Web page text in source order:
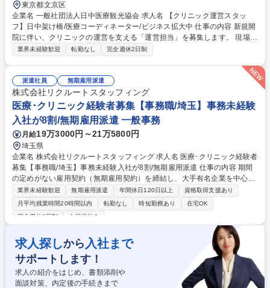
東京都文京区
企業名 一般社団法人日中医療観光協会 求人名 【クリニック運営スタッ
フ】日中架け橋/医療コーディネーター/ビジネス拡大中 仕事の内容 新規開
院に伴い、クリニックの運営を支える「運営担当」を募集します。 現場と
経営をつなぐポジションとして、幅広い業務に柔軟に対応いただける方を
善や組織運営にも主体的に関わっていただくことを期待しています。 【主
な業務】・事務長のサポート業務全般 ・クリニックの日常運営管理・スタ
ッフのシフト管理・勤怠確認 ・外部業者との連絡・調整 ・その他、クリ
ニック運営に関わる業務全般 募集職種 【クリニック運営スタッフ】日中
架け橋/医療コーディネーター/ビジネス拡大中
業界未経験歓迎 転勤なし 完全週休2日制
派遣社員 無期雇用派遣
株式会社リクルートスタッフィング
医療･クリニック経験者募集【事務職/埼玉】事務未経験
入社が8割/無期雇用派遣 一般事務
月給19万3000円～21万5800円
埼玉県
企業名 株式会社リクルートスタッフィング 求人名 医療･クリニック経験者
募集【事務職/埼玉】事務未経験入社が8割/無期雇用派遣 仕事の内容 期間
の定めがない雇用契約（無期雇用契約）を締結し、大手有名企業を中心と
した取引先で働く「事務職」です。コールセンター業務はございません◎
入社前にオンライン研修があるため未経験でもご安心ください！ 【魅力】
■就業先：総合商社や大手メーカー、金融機関など、大手有名企業がメイ
てくださるため、安心して長期的に就業できる環境です。（実際に1社で
の平均勤続年数は2年以上。直接雇用になる方も年々増えています！） ■
働きやすさ：残業は少なめ。帰りにお買い物をしたり、舞台を見に行った
りなど、プライベートも充実させている方が多いです！ 募集職種 医療･ク
リニック経験者募集【事務職/埼玉】事務未経験入社が8割/無期雇用派遣
業界未経験歓迎 無期雇用派遣 年間休日120日以上
資格取得支援あり
月平均残業時間20時間以内
転勤なし 時短勤務あり
在宅OK
完全週休2日制
土日祝休み
求人探しから 入社まで
サポートします！
求人の紹介をはじめ、書類添削や
面談対策、内定後の手続きまで